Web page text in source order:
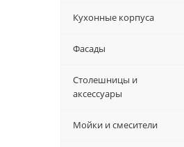
Кухонные корпуса
Фасады
Столешницы и
аксессуары
Мойки и смесители